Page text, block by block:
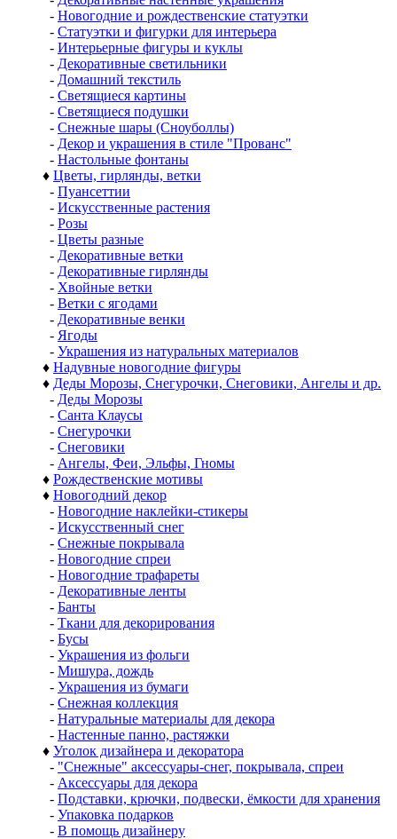
- Новогодние и рождественские статуэтки
- Статуэтки и фигурки для интерьера
- Интерьерные фигуры и куклы
- Декоративные светильники
- Домашний текстиль
- Светящиеся картины
- Светящиеся подушки
- Снежные шары (Сноуболлы)
- Декор и украшения в стиле "Прованс"
- Настольные фонтаны
♦ Цветы, гирлянды, ветки
- Пуансеттии
- Искусственные растения
- Розы
- Цветы разные
- Декоративные ветки
- Декоративные гирлянды
- Хвойные ветки
- Ветки с ягодами
- Декоративные венки
- Ягоды
- Украшения из натуральных материалов
♦ Надувные новогодние фигуры
♦ Деды Морозы, Снегурочки, Снеговики, Ангелы и др.
- Деды Морозы
- Санта Клаусы
- Снегурочки
- Снеговики
- Ангелы, Феи, Эльфы, Гномы
♦ Рождественские мотивы
♦ Новогодний декор
- Новогодние наклейки-стикеры
- Искусственный снег
- Снежные покрывала
- Новогодние спреи
- Новогодние трафареты
- Декоративные ленты
- Банты
- Ткани для декорирования
- Бусы
- Украшения из фольги
- Мишура, дождь
- Украшения из бумаги
- Снежная коллекция
- Натуральные материалы для декора
- Настенные панно, растяжки
♦ Уголок дизайнера и декоратора
- "Снежные" аксессуары-снег, покрывала, спреи
- Аксессуары для декора
- Подставки, крючки, подвески, ёмкости для хранения
- Упаковка подарков
- В помощь дизайнеру